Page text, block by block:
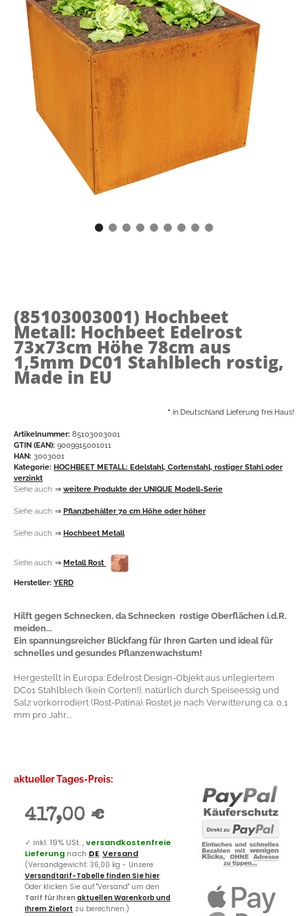
(85103003001) Hochbeet
Metall: Hochbeet Edelrost
73x73cm Höhe 78cm aus
1,5mm DC01 Stahlblech rostig,
Made in EU
* in Deutschland Lieferung frei Haus!
Artikelnummer: 85103003001
GTIN (EAN): 9009915001011
HAN: 3003001
Kategorie: HOCHBEET METALL: Edelstahl, Cortenstahl, rostiger Stahl oder
verzinkt
Siehe auch: ⇒ weitere Produkte der UNIQUE Modell-Serie
Siehe auch: ⇒ Pflanzbehälter 70 cm Höhe oder höher
Siehe auch: ⇒ Hochbeet Metall
Siehe auch: ⇒ Metall Rost
Hersteller: YERD
Hilft gegen Schnecken, da Schnecken rostige Oberflächen i.d.R.
meiden...
Ein spannungsreicher Blickfang für Ihren Garten und ideal für
schnelles und gesundes Pflanzenwachstum!
Hergestellt in Europa: Edelrost Design-Objekt aus unlegiertem
DC01 Stahlblech (kein Corten!), natürlich durch Speiseessig und
Salz vorkorrodiert (Rost-Patina). Rostet je nach Verwitterung ca. 0,1
mm pro Jahr....
aktueller Tages-Preis:
417,00 €
✓ inkl. 19% USt. ,versandkostenfreie
Lieferung nach DE.Versand
(Versandgewicht: 36,00 kg - Unsere
Versandtarif-Tabelle finden Sie hier.
Oder klicken Sie auf "Versand" um den
Tarif für Ihren aktuellen Warenkorb und
Ihrem Zielort zu berechnen.)